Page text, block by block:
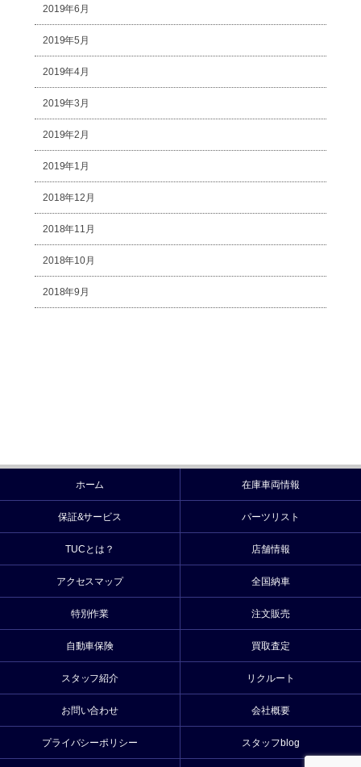
2019年6月
2019年5月
2019年4月
2019年3月
2019年2月
2019年1月
2018年12月
2018年11月
2018年10月
2018年9月
ホーム 在庫車両情報
保証&サービス パーツリスト
TUCとは？ 店舗情報
アクセスマップ 全国納車
特別作業 注文販売
自動車保険 買取査定
スタッフ紹介 リクルート
お問い合わせ 会社概要
プライバシーポリシー スタッフblog